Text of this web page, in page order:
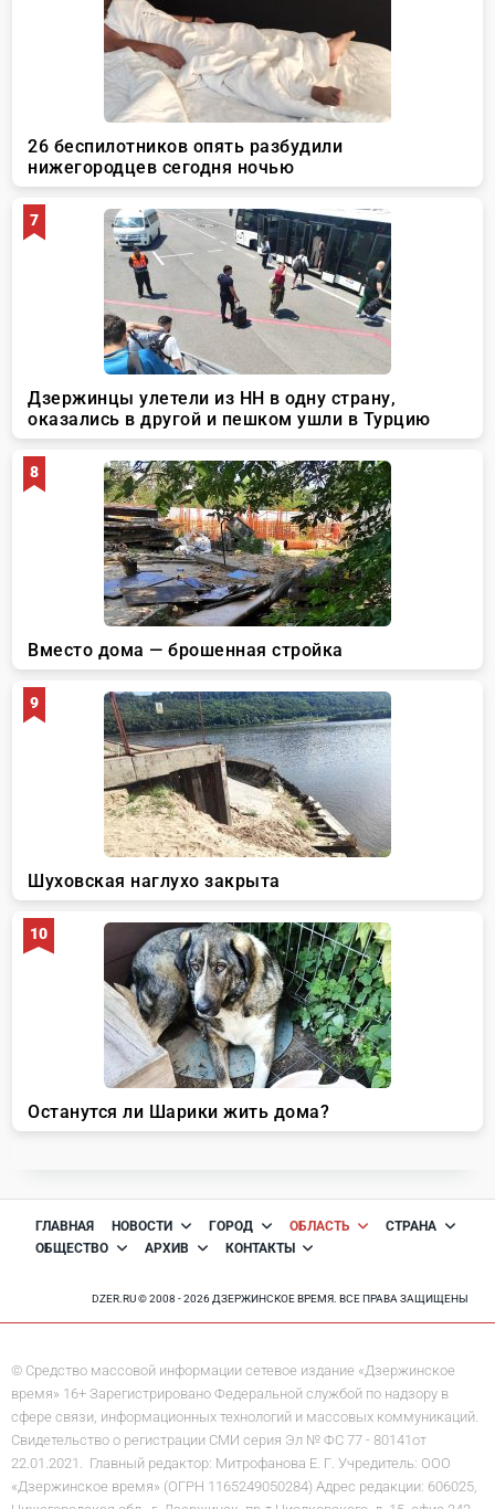
ГЛАВНАЯ НОВОСТИ ГОРОД ОБЛАСТЬ
СТРАНА
ОБЩЕСТВО
АРХИВ КОНТАКТЫ
DZER.RU © 2008 - 2026 ДЗЕРЖИНСКОЕ ВРЕМЯ. ВСЕ ПРАВА ЗАЩИЩЕНЫ
© Средство массовой информации сетевое издание «Дзержинское
время» 16+ Зарегистрировано Федеральной службой по надзору в
сфере связи, информационных технологий и массовых коммуникаций.
Свидетельство о регистрации СМИ серия Эл № ФС 77 - 80141от
22.01.2021. Главный редактор: Митрофанова Е. Г. Учредитель: ООО
«Дзержинское время» (ОГРН 1165249050284) Адрес редакции: 606025,